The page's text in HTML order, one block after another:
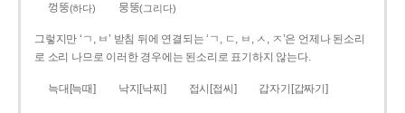
껑뚱(하다) 뭉뚱(그리다)
그렇지만 ‘ㄱ, ㅂ’ 받침 뒤에 연결되는 ‘ㄱ, ㄷ, ㅂ, ㅅ, ㅈ’은 언제나 된소리
로 소리 나므로 이러한 경우에는 된소리로 표기하지 않는다.
늑대[늑때] 낙지[낙찌] 접시[접씨] 갑자기[갑짜기]